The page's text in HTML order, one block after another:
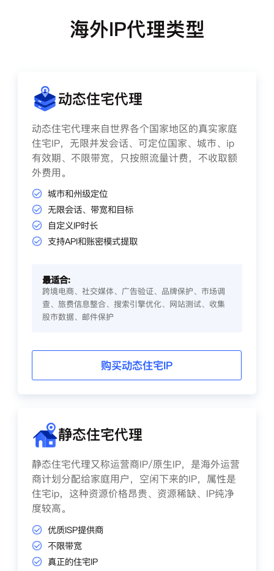
海外IP代理类型
动态住宅代理
动态住宅代理来自世界各个国家地区的真实家庭
住宅IP，无限并发会话、可定位国家、城市、ip
有效期、不限带宽，只按照流量计费，不收取额
外费用。
城市和州级定位
无限会话、带宽和目标
自定义IP时长
支持API和账密模式提取
最适合:
跨境电商、社交媒体、广告验证、品牌保护、市场调
查、旅费信息整合、搜索引擎优化、网站测试、收集
股市数据、邮件保护
购买动态住宅IP
静态住宅代理
静态住宅代理又称运营商IP/原生IP，是海外运营
商计划分配给家庭用户，空闲下来的IP，属性是
住宅ip，这种资源价格昂贵、资源稀缺、IP纯净
度较高。
优质ISP提供商
不限带宽
真正的住宅IP